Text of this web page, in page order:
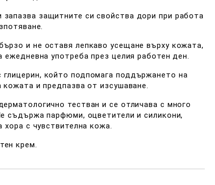
защитните си свойства дори при работа
и не оставя лепкаво усещане върху кожата,
употреба през целия работен ден.
който подпомага поддържането на
и предпазва от изсушаване.
тестван и се отличава с много
съдържа парфюми, оцветители и силикони,
с чувствителна кожа.
крем.